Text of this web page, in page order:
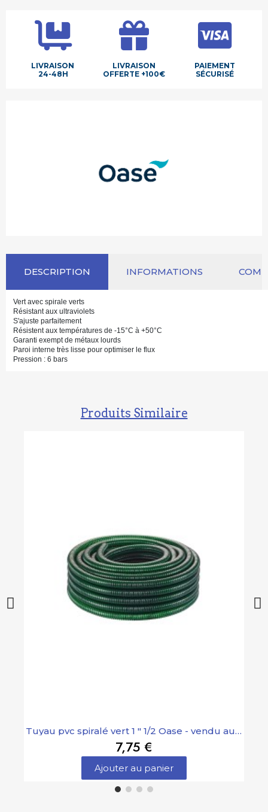
LIVRAISON
24-48H
LIVRAISON
OFFERTE +100€
PAIEMENT
SÉCURISÉ
DESCRIPTION INFORMATIONS
Vert avec spirale verts
Résistant aux ultraviolets
S'ajuste parfaitement
Résistent aux températures de -15°C à +50°C
Garanti exempt de métaux lourds
Paroi interne très lisse pour optimiser le flux
Pression : 6 bars
Produits Similaire
Tuyau pvc spiralé vert 1 " 1/2 Oase - vendu au mètre
7,75 €
Ajouter au panier